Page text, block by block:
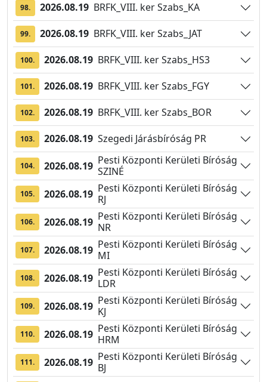
98. 2026.08.19 BRFK_VIII. ker Szabs_KA
99. 2026.08.19 BRFK_VIII. ker Szabs_JAT
100. 2026.08.19 BRFK_VIII. ker Szabs_HS3
101. 2026.08.19 BRFK_VIII. ker Szabs_FGY
102. 2026.08.19 BRFK_VIII. ker Szabs_BOR
103. 2026.08.19 Szegedi Járásbíróság PR
104. 2026.08.19 Pesti Központi Kerületi Bíróság
SZINÉ
105. 2026.08.19 Pesti Központi Kerületi Bíróság
RJ
106. 2026.08.19 Pesti Központi Kerületi Bíróság
NR
107. 2026.08.19 Pesti Központi Kerületi Bíróság
MI
108. 2026.08.19 Pesti Központi Kerületi Bíróság
LDR
109. 2026.08.19 Pesti Központi Kerületi Bíróság
KJ
110. 2026.08.19 Pesti Központi Kerületi Bíróság
HRM
111. 2026.08.19 Pesti Központi Kerületi Bíróság
BJ